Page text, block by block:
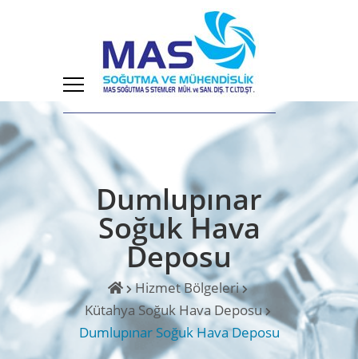
Dumlupınar
Soğuk Hava
Deposu
Hizmet Bölgeleri
Kütahya Soğuk Hava Deposu
Dumlupınar Soğuk Hava Deposu